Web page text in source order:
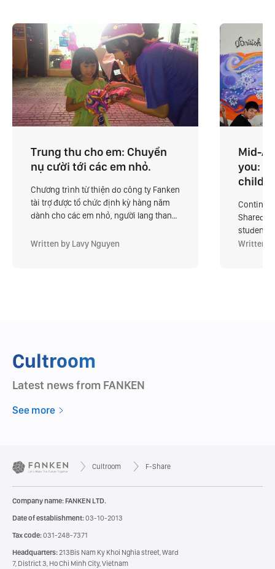
Trung thu cho em: Chuyển
nụ cười tới các em nhỏ.
Chương trình từ thiện do công ty Fanken
tài trợ được tổ chức định kỳ hàng năm
dành cho các em nhỏ, người lang thang,
Minh, Việt Nam.
Written by Lavy Nguyen
Mid-
you:
Shared”,
student
Written
Cultroom
Latest news from FANKEN
See more
Cultroom F-Share
Company name: FANKEN LTD.
Date of establishment:03-10-2013
Tax code:031-248-7371
Headquarters: 213Bis Nam Ky Khoi Nghia street, Ward
7, District 3, Ho Chi Minh City, Vietnam